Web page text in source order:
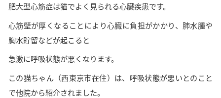
肥大型心筋症は猫でよく見られる心臓疾患です。
心筋壁が厚くなることにより心臓に負担がかかり、肺水腫や
胸水貯留などが起こると
急激に呼吸状態が悪くなります。
この猫ちゃん（西東京市在住）は、 呼吸状態が悪いとのこと
で他院から紹介されました。